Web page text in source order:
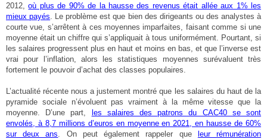
2012,où plus de 90% de la hausse des revenus était allée aux 1% les
mieux payés . Le problème est que bien des dirigeants ou des analystes à
courte vue, s’arrêtent à ces moyennes imparfaites, faisant comme si une
moyenne était un chiffre qui s’appliquait à tous uniformément. Pourtant, si
les salaires progressent plus en haut et moins en bas, et que l’inverse est
vrai pour l’inflation, alors les statistiques moyennes surévaluent très
fortement le pouvoir d’achat des classes populaires.
L’actualité récente nous a justement montré que les salaires du haut de la
pyramide sociale n’évoluent pas vraiment à la même vitesse que la
moyenne. D’une part,
les salaires des patrons du CAC40 se sont
envolés, à 8,7 millions d’euros en moyenne en 2021, en hausse de 60%
sur deux ans . On peut également rappeler que
leur rémunération